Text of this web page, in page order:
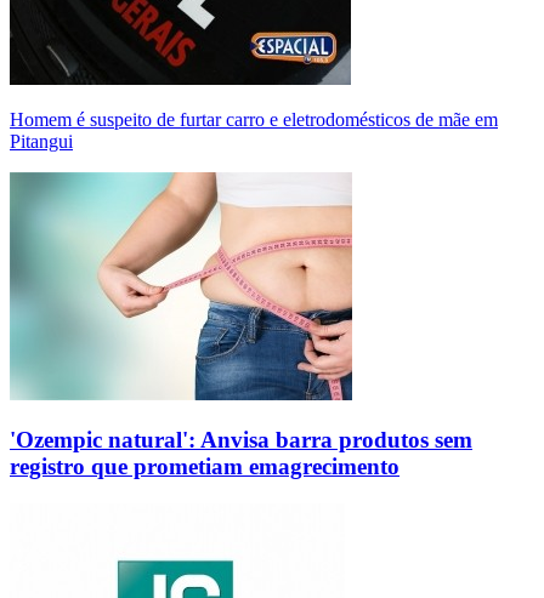
Homem é suspeito de furtar carro e eletrodomésticos de mãe em
Pitangui
'Ozempic natural': Anvisa barra produtos sem
registro que prometiam emagrecimento